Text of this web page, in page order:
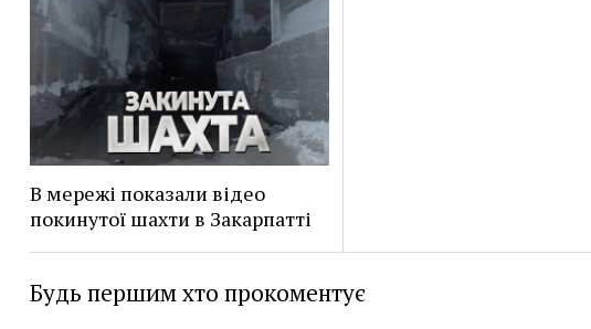
В мережі показали відео
покинутої шахти в Закарпатті
Будь першим хто прокоментує